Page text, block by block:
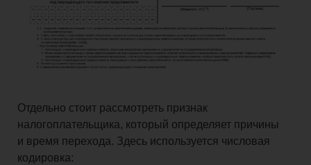
Отдельно стоит рассмотреть признак
налогоплательщика, который определяет причины
и время перехода. Здесь используется числовая
кодировка: